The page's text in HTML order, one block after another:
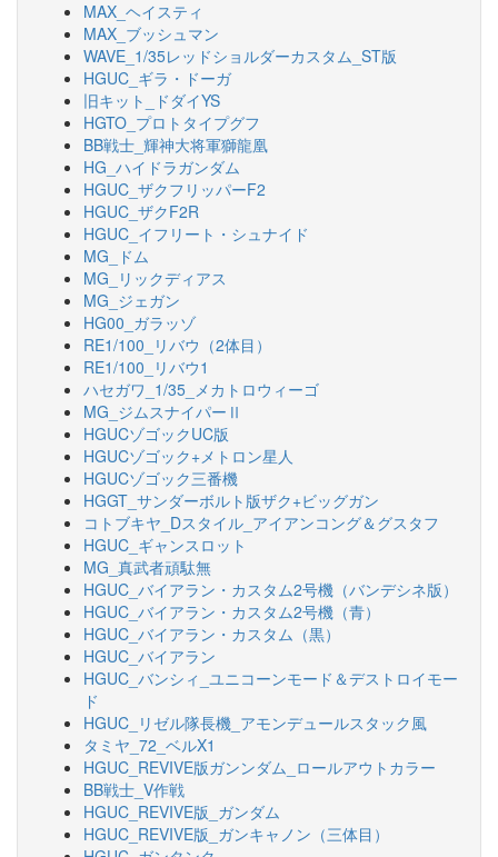
MAX_ヘイスティ
MAX_ブッシュマン
WAVE_1/35レッドショルダーカスタム_ST版
HGUC_ギラ・ドーガ
旧キット_ドダイYS
HGTO_プロトタイプグフ
BB戦士_輝神大将軍獅龍凰
HG_ハイドラガンダム
HGUC_ザクフリッパーF2
HGUC_ザクF2R
HGUC_イフリート・シュナイド
MG_ドム
MG_リックディアス
MG_ジェガン
HG00_ガラッゾ
RE1/100_リバウ（2体目）
RE1/100_リバウ1
ハセガワ_1/35_メカトロウィーゴ
MG_ジムスナイパーⅡ
HGUCゾゴックUC版
HGUCゾゴック+メトロン星人
HGUCゾゴック三番機
HGGT_サンダーボルト版ザク+ビッグガン
コトブキヤ_Dスタイル_アイアンコング＆グスタフ
HGUC_ギャンスロット
MG_真武者頑駄無
HGUC_バイアラン・カスタム2号機（バンデシネ版）
HGUC_バイアラン・カスタム2号機（青）
HGUC_バイアラン・カスタム（黒）
HGUC_バイアラン
HGUC_バンシィ_ユニコーンモード＆デストロイモー
ド
HGUC_リゼル隊長機_アモンデュールスタック風
タミヤ_72_ベルX1
HGUC_REVIVE版ガンンダム_ロールアウトカラー
BB戦士_V作戦
HGUC_REVIVE版_ガンダム
HGUC_REVIVE版_ガンキャノン（三体目）